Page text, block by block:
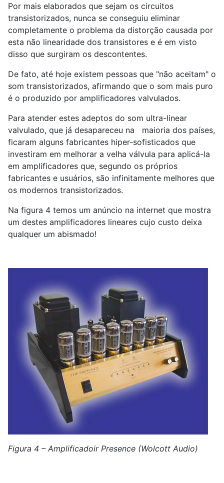
Por mais elaborados que sejam os circuitos
transistorizados, nunca se conseguiu eliminar
completamente o problema da distorção causada por
esta não linearidade dos transistores e é em visto
disso que surgiram os descontentes.
De fato, até hoje existem pessoas que "não aceitam" o
som transistorizados, afirmando que o som mais puro
é o produzido por amplificadores valvulados.
Para atender estes adeptos do som ultra-linear
valvulado, que já desapareceu na maioria dos países,
ficaram alguns fabricantes hiper-sofisticados que
investiram em melhorar a velha válvula para aplicá-la
em amplificadores que, segundo os próprios
fabricantes e usuários, são infinitamente melhores que
os modernos transistorizados.
Na figura 4 temos um anúncio na internet que mostra
um destes amplificadores lineares cujo custo deixa
qualquer um abismado!
Figura 4 – Amplificadoir Presence (Wolcott Audio)